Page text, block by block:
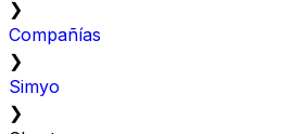
❯
Compañías
❯
Simyo
❯